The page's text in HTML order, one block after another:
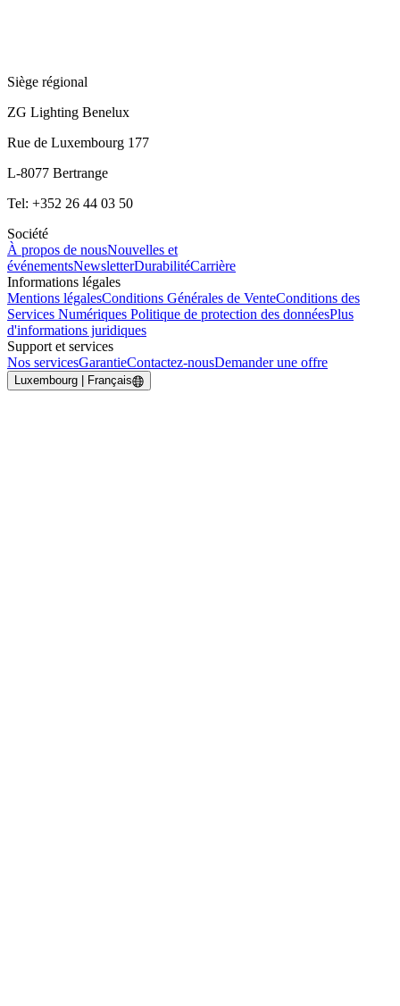
Siège régional
ZG Lighting Benelux
Rue de Luxembourg 177
L-8077 Bertrange
Tel: +352 26 44 03 50
Société
À propos de nousNouvelles et
événementsNewsletterDurabilitéCarrière
Informations légales
Mentions légalesConditions Générales de VenteConditions des
Services Numériques Politique de protection des donnéesPlus
d'informations juridiques
Support et services
Nos servicesGarantieContactez-nousDemander une offre
Luxembourg | Français